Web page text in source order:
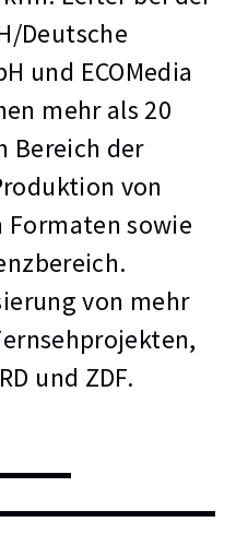
Deutsche
und ECOMedia
mehr als 20
Bereich der
von
sowie
von mehr
und ZDF.